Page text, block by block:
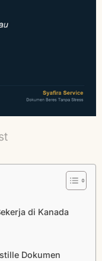
di Kanada
Dokumen